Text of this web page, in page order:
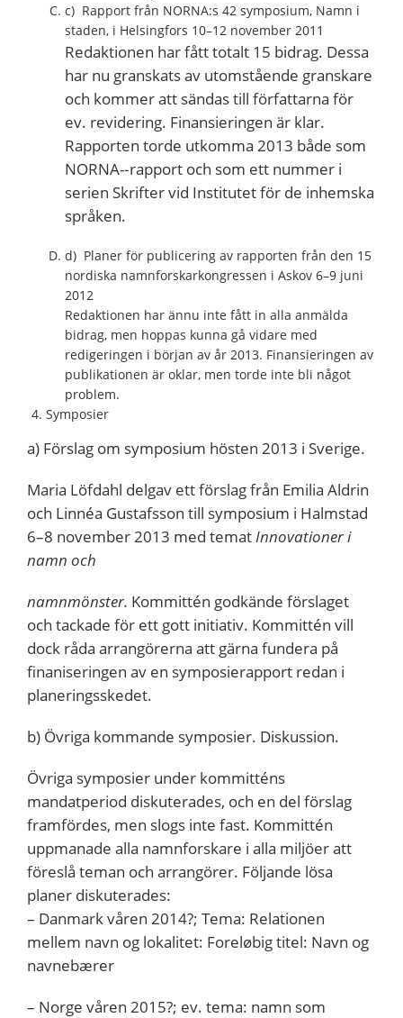
c) Rapport från NORNA:s 42 symposium, Namn i
staden, i Helsingfors 10–12 november 2011
Redaktionen har fått totalt 15 bidrag. Dessa
har nu granskats av utomstående granskare
och kommer att sändas till författarna för
ev. revidering. Finansieringen är klar.
Rapporten torde utkomma 2013 både som
NORNA-­‐rapport och som ett nummer i
serien Skrifter vid Institutet för de inhemska
språken.
d) Planer för publicering av rapporten från den 15
nordiska namnforskarkongressen i Askov 6–9 juni
2012
Redaktionen har ännu inte fått in alla anmälda
bidrag, men hoppas kunna gå vidare med
redigeringen i början av år 2013. Finansieringen av
publikationen är oklar, men torde inte bli något
problem.
Symposier
a) Förslag om symposium hösten 2013 i Sverige.
Maria Löfdahl delgav ett förslag från Emilia Aldrin
och Linnéa Gustafsson till symposium i Halmstad
6–8 november 2013 med temat Innovationer i
namn och
namnmönster. Kommittén godkände förslaget
och tackade för ett gott initiativ. Kommittén vill
dock råda arrangörerna att gärna fundera på
finaniseringen av en symposierapport redan i
planeringsskedet.
b) Övriga kommande symposier. Diskussion.
Övriga symposier under kommitténs
mandatperiod diskuterades, och en del förslag
framfördes, men slogs inte fast. Kommittén
uppmanade alla namnforskare i alla miljöer att
föreslå teman och arrangörer. Följande lösa
planer diskuterades:
– Danmark våren 2014?; Tema: Relationen
mellem navn og lokalitet: Foreløbig titel: Navn og
navnebærer
– Norge våren 2015?; ev. tema: namn som